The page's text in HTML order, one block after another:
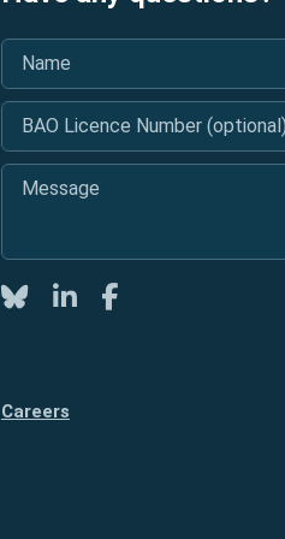
Name
BAO Licence Number (optional)
Message
TwitterLinkedInFacebook
Careers